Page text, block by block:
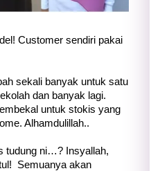
Customer sendiri pakai
sekali banyak untuk satu
dan banyak lagi.
untuk stokis yang
Alhamdulillah..
tudung ni…? Insyallah,
Semuanya akan